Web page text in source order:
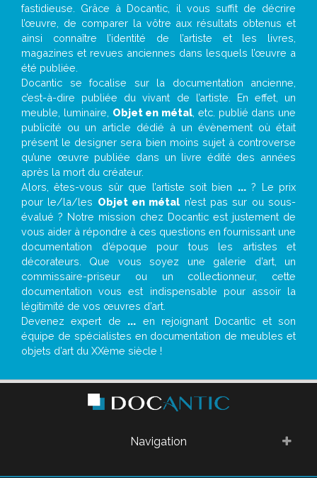
fastidieuse. Grâce à Docantic, il vous suffit de décrire
l’œuvre, de comparer la vôtre aux résultats obtenus et
ainsi connaître l’identité de l’artiste et les livres,
magazines et revues anciennes dans lesquels l’œuvre a
été publiée.
Docantic se focalise sur la documentation ancienne,
c’est-à-dire publiée du vivant de l’artiste. En effet, un
meuble, luminaire, Objet en métal , etc. publié dans une
publicité ou un article dédié à un évènement où était
présent le designer sera bien moins sujet à controverse
qu’une œuvre publiée dans un livre édité des années
après la mort du créateur.
Alors, êtes-vous sûr que l’artiste soit bien ...? Le prix
pour le/la/les Objet en métal n’est pas sur ou sous-
évalué ? Notre mission chez Docantic est justement de
vous aider à répondre à ces questions en fournissant une
documentation d’époque pour tous les artistes et
décorateurs. Que vous soyez une galerie d’art, un
commissaire-priseur ou un collectionneur, cette
documentation vous est indispensable pour assoir la
légitimité de vos œuvres d’art.
Devenez expert de ... en rejoignant Docantic et son
équipe de spécialistes en documentation de meubles et
objets d’art du XXème siècle !
Navigation